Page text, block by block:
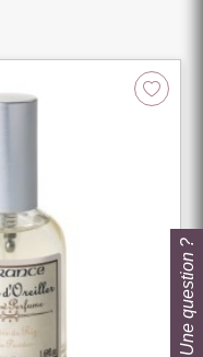
Une question ?